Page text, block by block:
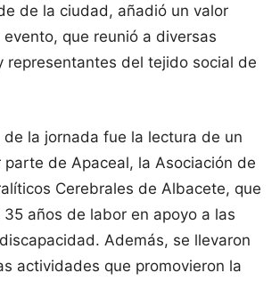
de la ciudad, añadió un valor
que reunió a diversas
representantes del tejido social de
de la jornada fue la lectura de un
parte de Apaceal, la Asociación de
Cerebrales de Albacete, que
años de labor en apoyo a las
Además, se llevaron
actividades que promovieron la